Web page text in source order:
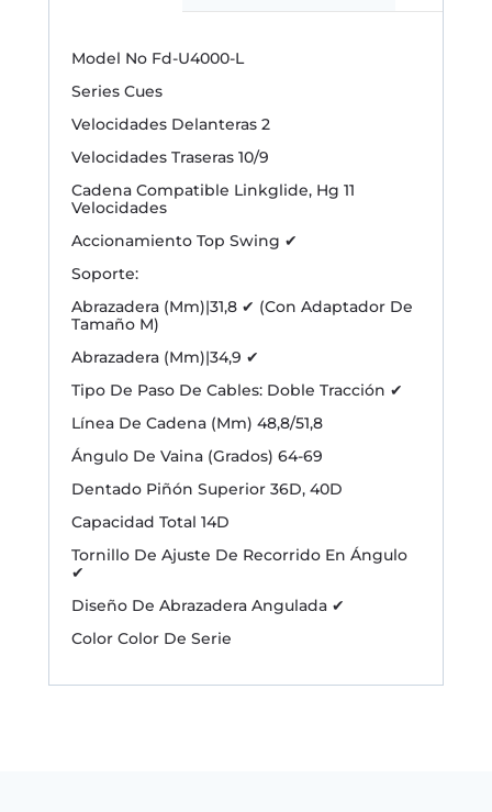
Model No Fd-U4000-L
Series Cues
Velocidades Delanteras 2
Velocidades Traseras 10/9
Cadena Compatible Linkglide, Hg 11
Velocidades
Accionamiento Top Swing ✔
Soporte:
Abrazadera (Mm)|31,8 ✔ (Con Adaptador De
Tamaño M)
Abrazadera (Mm)|34,9 ✔
Tipo De Paso De Cables: Doble Tracción ✔
Línea De Cadena (Mm) 48,8/51,8
Ángulo De Vaina (Grados) 64-69
Dentado Piñón Superior 36D, 40D
Capacidad Total 14D
Tornillo De Ajuste De Recorrido En Ángulo
✔
Diseño De Abrazadera Angulada ✔
Color Color De Serie